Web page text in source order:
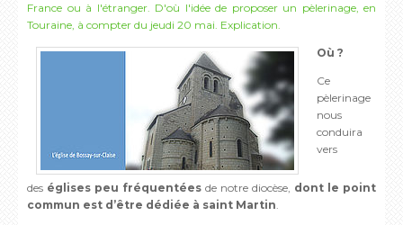
France ou à l'étranger. D'où l'idée de proposer un pèlerinage, en
Touraine, à compter du jeudi 20 mai. Explication.
Où ?
Ce
pèlerinage
nous
conduira
vers
des églises peu fréquentées de notre diocèse, dont le point
commun est d’être dédiée à saint Martin.